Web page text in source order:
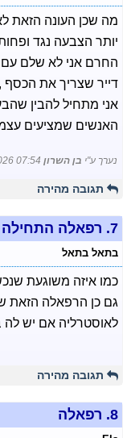
מה שכן העונה הזאת
יותר הצבעה נגד
החרם אני לא שלם עם
דייר שצריך את
אני מתחיל להבין
האנשים שמציעים
נערך ע"י בן השרון 07:54
תגובה מהירה
7. רפאלה התחילה
בתאל בתאל
כמו איזה משוגעת
גם כן הרפאלה הזאת
לאוסטרליה אם יש
תגובה מהירה
8. רפאלה